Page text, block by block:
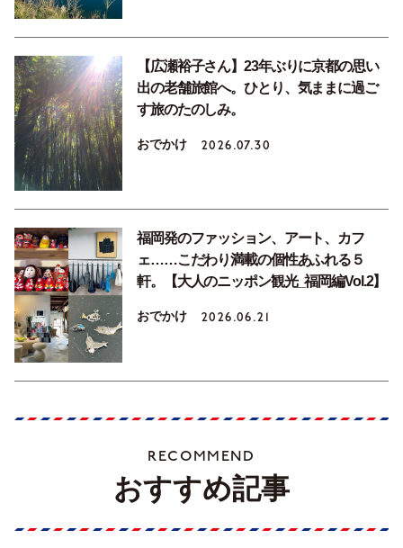
【広瀬裕子さん】23年ぶりに京都の思い
出の老舗旅館へ。ひとり、気ままに過ご
す旅のたのしみ。
おでかけ 2026.07.30
福岡発のファッション、アート、カフ
ェ……こだわり満載の個性あふれる５
軒。【大人のニッポン観光_福岡編Vol.2】
おでかけ 2026.06.21
RECOMMEND
おすすめ記事